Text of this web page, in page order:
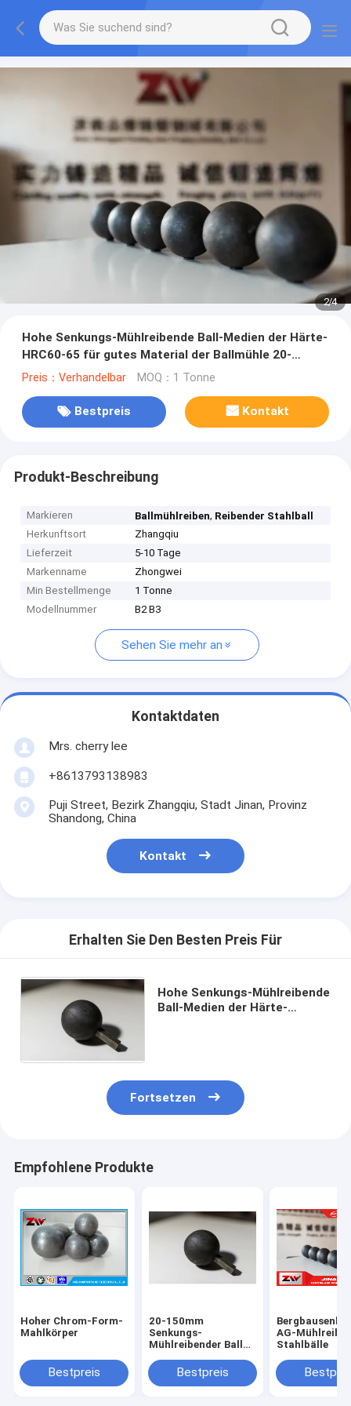
2/4
Hohe Senkungs-Mühlreibende Ball-Medien der Härte-
HRC60-65 für gutes Material der Ballmühle 20-
150mm
Preis：Verhandelbar MOQ：1 Tonne
Bestpreis Kontakt
Produkt-Beschreibung
Markieren Ballmühlreiben, Reibender Stahlball
Herkunftsort
Zhangqiu
Lieferzeit
5-10 Tage
Markenname
Zhongwei
Min Bestellmenge
1 Tonne
Modellnummer
B2 B3
Sehen Sie mehr an
Kontaktdaten
Mrs. cherry lee
+8613793138983
Puji Street, Bezirk Zhangqiu, Stadt Jinan, Provinz
Shandong, China
Kontakt
Erhalten Sie Den Besten Preis Für
Hohe Senkungs-Mühlreibende
Ball-Medien der Härte-
Fortsetzen
Empfohlene Produkte
Hoher Chrom-Form-
Mahlkörper
Bestpreis
20-150mm
Senkungs-
Mühlreibender Ball
Bestpreis
AG-
Stahlbälle